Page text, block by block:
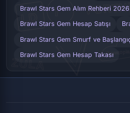
Brawl Stars Gem Alım Rehberi 2026
Brawl Stars Gem Hesap Satışı
Brawl Stars Gem Smurf ve
Brawl Stars Gem Hesap Takası